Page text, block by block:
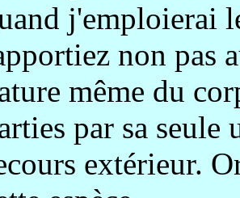
j'emploierai
non pas
même du
par sa seule
extérieur.